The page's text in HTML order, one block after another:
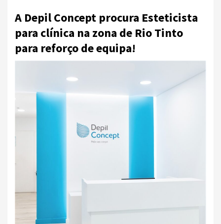
A Depil Concept procura Esteticista
para clínica na zona de Rio Tinto
para reforço de equipa!